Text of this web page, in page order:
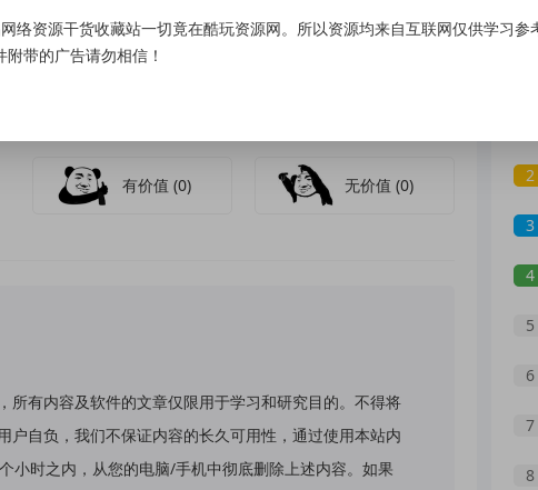
有价值(0) 无价值(0)
有内容及软件的文章仅限用于学习和研究目的。不得将
自负，我们不保证内容的长久可用性，通过使用本站内
小时之内，从您的电脑/手机中彻底删除上述内容。如果
2
3
4
5
6
7
8
络资源干货收藏站一切竟在酷玩资源网。所以资源均来自互联网仅供学习
带的广告请勿相信！